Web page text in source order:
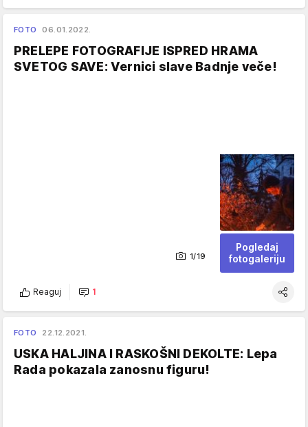
FOTO 06.01.2022.
PRELEPE FOTOGRAFIJE ISPRED HRAMA
SVETOG SAVE: Vernici slave Badnje veče!
1/19
Pogledaj
fotogaleriju
Reaguj 1
FOTO 22.12.2021.
USKA HALJINA I RASKOŠNI DEKOLTE: Lepa
Rada pokazala zanosnu figuru!